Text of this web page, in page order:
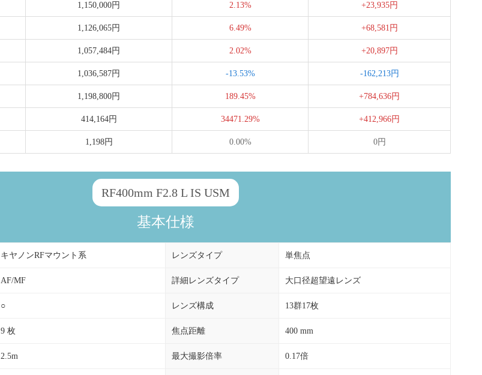
1,150,000円 2.13% +23,935円
1,126,065円 6.49% +68,581円
1,057,484円 2.02% +20,897円
1,036,587円 -13.53% -162,213円
1,198,800円 189.45% +784,636円
414,164円 34471.29% +412,966円
1,198円 0.00% 0円
RF400mm F2.8 L IS USM
基本仕様
キヤノンRFマウント系 レンズタイプ 単焦点
AF/MF 詳細レンズタイプ 大口径超望遠レンズ
○ レンズ構成 13群17枚
9 枚 焦点距離 400 mm
2.5m 最大撮影倍率 0.17倍